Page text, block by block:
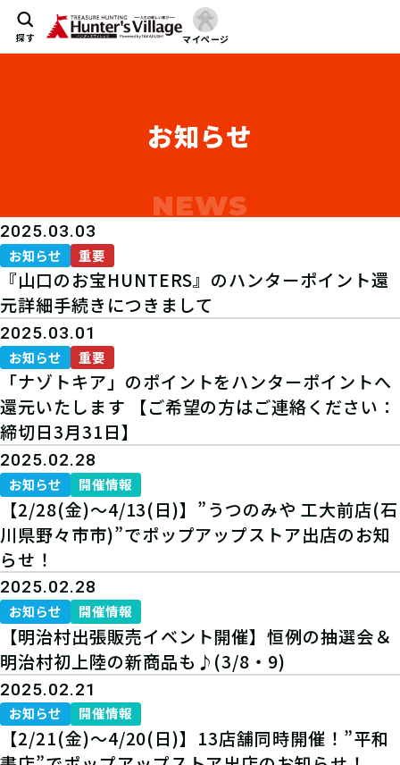
探す マイページ
お知らせ
2025.03.03
お知らせ 重要
『山口のお宝HUNTERS』のハンターポイント還
元詳細手続きにつきまして
2025.03.01
お知らせ 重要
「ナゾトキア」のポイントをハンターポイントへ
還元いたします 【ご希望の方はご連絡ください：
締切日3月31日】
2025.02.28
お知らせ 開催情報
【2/28(金)～4/13(日)】”うつのみや 工大前店(石
川県野々市市)”でポップアップストア出店のお知
らせ！
2025.02.28
お知らせ 開催情報
【明治村出張販売イベント開催】恒例の抽選会＆
明治村初上陸の新商品も♪(3/8・9)
2025.02.21
お知らせ 開催情報
【2/21(金)～4/20(日)】13店舗同時開催！”平和